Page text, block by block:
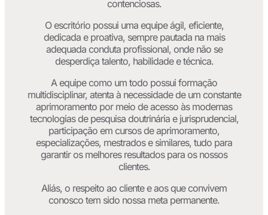
contenciosas.
O escritório possui uma equipe ágil, eficiente,
dedicada e proativa, sempre pautada na mais
adequada conduta profissional, onde não se
desperdiça talento, habilidade e técnica.
A equipe como um todo possui formação
multidisciplinar, atenta à necessidade de um constante
aprimoramento por meio de acesso às modernas
tecnologias de pesquisa doutrinária e jurisprudencial,
participação em cursos de aprimoramento,
especializações, mestrados e similares, tudo para
garantir os melhores resultados para os nossos
clientes.
Aliás, o respeito ao cliente e aos que convivem
conosco tem sido nossa meta permanente.